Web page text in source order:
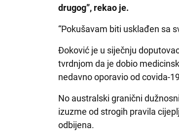
drugog”, rekao je.
“Pokušavam biti usklađen sa
Đoković je u siječnju
tvrdnjom da je dobio
nedavno oporavio od covida-
No australski granični
izuzme od strogih pravila
odbijena.